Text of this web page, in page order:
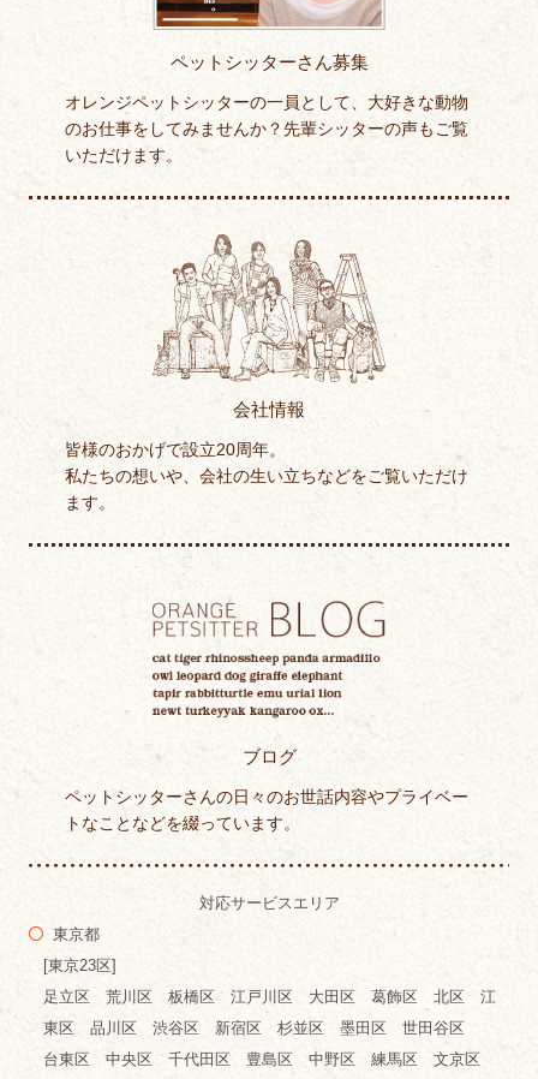
ペットシッターさん募集
オレンジペットシッターの一員として、大好きな動物
のお仕事をしてみませんか？先輩シッターの声もご覧
いただけます。
会社情報
皆様のおかげで設立20周年。
私たちの想いや、会社の生い立ちなどをご覧いただけ
ます。
ブログ
ペットシッターさんの日々のお世話内容やプライベー
トなことなどを綴っています。
対応サービスエリア
東京都
[東京23区]
足立区 荒川区 板橋区 江戸川区 大田区 葛飾区 北区 江
東区 品川区 渋谷区 新宿区 杉並区 墨田区 世田谷区
台東区 中央区 千代田区 豊島区 中野区 練馬区 文京区